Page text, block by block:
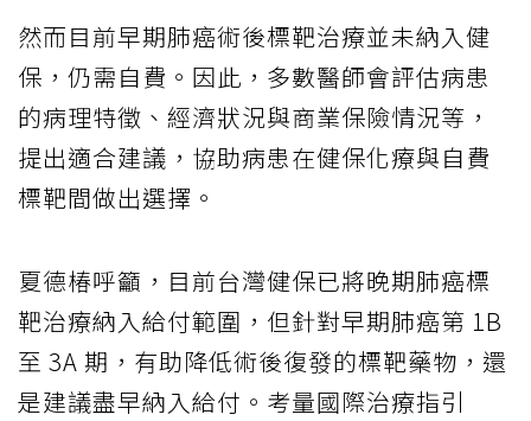
然而目前早期肺癌術後標靶治療並未納入健
保，仍需自費。因此，多數醫師會評估病患
的病理特徵、經濟狀況與商業保險情況等，
提出適合建議，協助病患在健保化療與自費
標靶間做出選擇。
夏德椿呼籲，目前台灣健保已將晚期肺癌標
靶治療納入給付範圍，但針對早期肺癌第 1B
至 3A 期，有助降低術後復發的標靶藥物，還
是建議盡早納入給付。考量國際治療指引